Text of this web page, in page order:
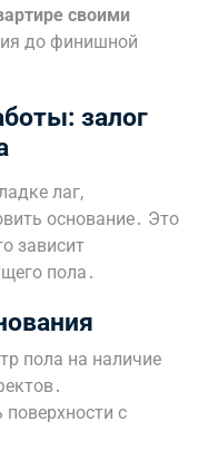
своими
до финишной
залог
лаг,
основание․ Это
зависит
пола․
пола на наличие
поверхности с